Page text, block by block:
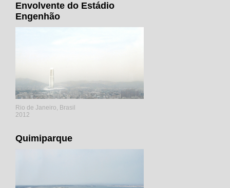
Envolvente do Estádio
Engenhão
Rio de Janeiro, Brasil
2012
Quimiparque